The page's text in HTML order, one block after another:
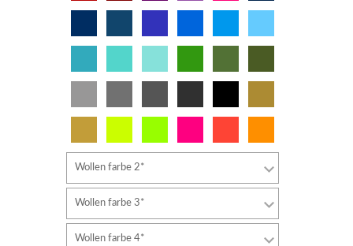
Wollen farbe 2*
Wollen farbe 3*
Wollen farbe 4*